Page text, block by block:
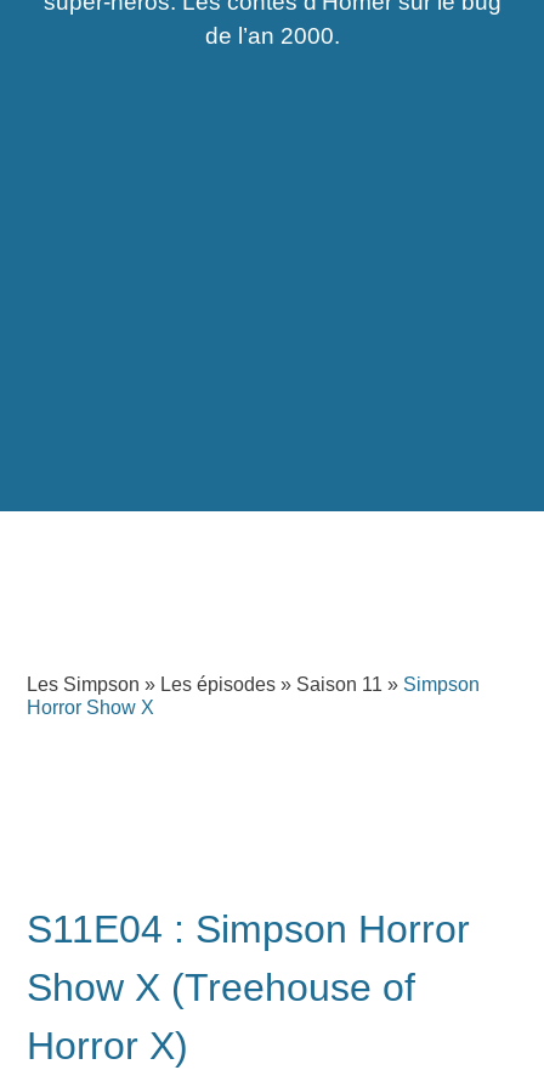
de l’an 2000.
Les Simpson » Les épisodes » Saison 11 » Simpson
Horror Show X
S11E04 : Simpson Horror
Show X (Treehouse of
Horror X)